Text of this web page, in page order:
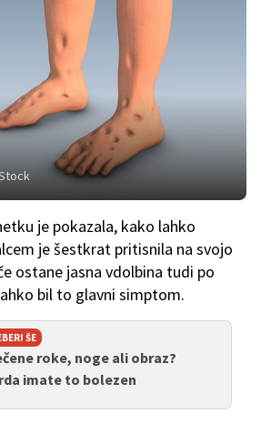
je pokazala, kako lahko
je šestkrat pritisnila na svojo
ostane jasna vdolbina tudi po
bil to glavni simptom.
ŠE
roke, noge ali obraz?
imate to bolezen